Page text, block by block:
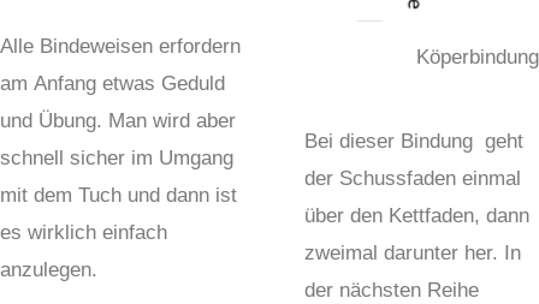
Alle Bindeweisen erfordern
am Anfang etwas Geduld
und Übung. Man wird aber
schnell sicher im Umgang
mit dem Tuch und dann ist
es wirklich einfach
anzulegen.
Köperbindung
Bei dieser Bindung geht
der Schussfaden einmal
über den Kettfaden, dann
zweimal darunter her. In
der nächsten Reihe